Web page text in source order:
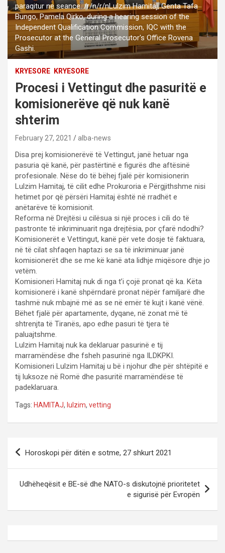
paraqitur ne seance. /r/n/r/nLulzim Hamitaj, Genta Tafa
Bungo, Pamela Qirko, during a hearing session of the
Independent Qualification Commission, IQC with the
Prosecutor at the General Prosecutor's Office Rovena
Gashi.
KRYESORE KRYESORE
Procesi i Vettingut dhe pasuritë e
komisionerëve që nuk kanë
shterim
February 27, 2021 alba-news
Disa prej komisionerëvë të Vettingut, janë hetuar nga
pasuria që kanë, për pastërtinë e figurës dhe aftësinë
profesionale. Nëse do të bëhej fjalë për komisionerin
Lulzim Hamitaj, të cilit edhe Prokuroria e Përgjithshme nisi
hetimet por që përsëri Hamitaj është në rradhët e
anëtarëve të komisionit.
Reforma në Drejtësi u cilësua si një proces i cili do të
pastronte të inkriminuarit nga drejtësia, por çfarë ndodhi?
Komisionerët e Vettingut, kanë për vete dosje të faktuara,
në të cilat shfaqen haptazi se sa të inkriminuar janë
komisionerët dhe se me kë kanë ata lidhje miqësore dhje jo
vetëm.
Komisioneri Hamitaj nuk di nga t’i çojë pronat që ka. Këta
komisionerë i kanë shpërndarë pronat nëpër familjarë dhe
tashmë nuk mbajnë më as se në emër të kujt i kanë vënë.
Bëhet fjalë për apartamente, dyqane, në zonat më të
shtrenjta të Tiranës, apo edhe pasuri të tjera të
paluajtshme.
Lulzim Hamitaj nuk ka deklaruar pasurinë e tij
marramëndëse dhe fsheh pasurinë nga ILDKPKI.
Komisioneri Lulzim Hamitaj u bë i njohur dhe për shtëpitë e
tij luksoze në Romë dhe pasuritë marramëndëse të
padeklaruara.
Tags: HAMITAJ, lulzim, vetting
n
v
Horoskopi për ditën e sotme, 27 shkurt 2021
Udhëheqësit e BE-së dhe NATO-s diskutojnë prioritetet
e sigurisë për Evropën